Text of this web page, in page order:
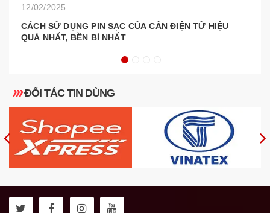
12/02/2025
CÁCH SỬ DỤNG PIN SẠC CỦA CÂN ĐIỆN TỬ HIỆU
QUẢ NHẤT, BỀN BỈ NHẤT
ĐỐI TÁC TIN DÙNG